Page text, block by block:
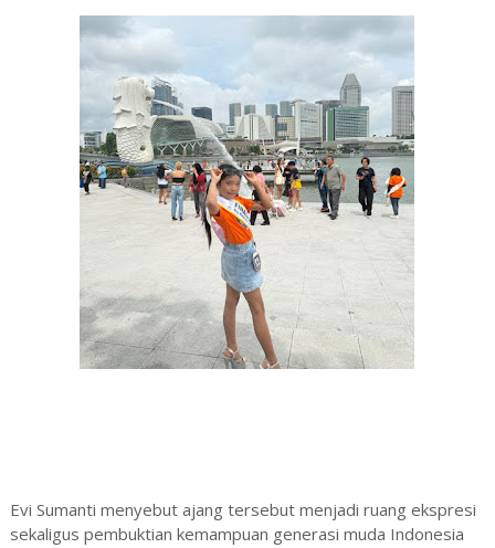
Evi Sumanti menyebut ajang tersebut menjadi ruang ekspresi
sekaligus pembuktian kemampuan generasi muda Indonesia